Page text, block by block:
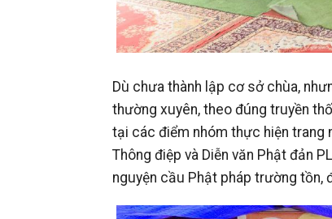
Dù chưa thành lập cơ sở chùa,
thường xuyên, theo đúng truyền
tại các điểm nhóm thực hiện trang
Thông điệp và Diễn văn Phật đản
nguyện cầu Phật pháp trường tồn,